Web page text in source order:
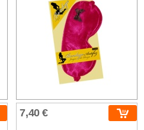
7,40 €